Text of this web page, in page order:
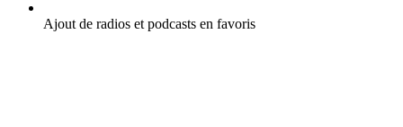
Ajout de radios et podcasts en favoris